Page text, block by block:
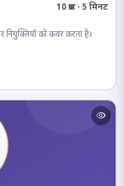
10 प्रश्न · 5 मिनट
को कवर करता है।